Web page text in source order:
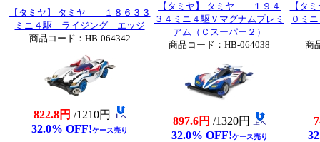
【タミヤ】 タミヤ １８６３３
ミニ４駆 ライジング エッジ
商品コード：HB-064342
822.8円 /1210円
32.0% OFF!ケース売り
【タミヤ】 タミヤ １９４
３４ミニ４駆Ｖマグナムプレミ
アム（Ｃスーパー２）
商品コード：HB-064038
897.6円 /1320円
32.0% OFF!ケース売り
【タ
０ミ
商